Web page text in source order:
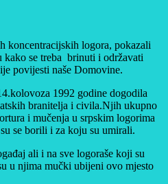
koncentracijskih logora, pokazali
kako se treba brinuti i održavati
povijesti naše Domovine.
1992 godine dogodila
branitelja i civila.Njih ukupno
i mučenja u srpskim logorima
se borili i za koju su umirali.
ali i na sve logoraše koji su
u njima mučki ubijeni ovo mjesto